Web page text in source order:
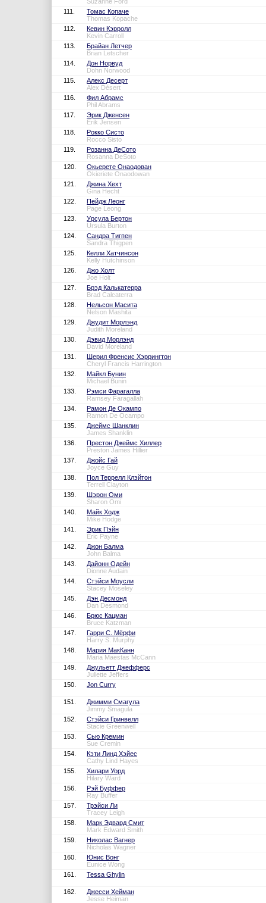
111.
Томас Копаче
Thomas Kopache
112.
Кевин Кэрролл
Kevin Carroll
113.
Брайан Летчер
Brian Letscher
114.
Дон Норвуд
Dohn Norwood
115.
Алекс Десерт
Alex Désert
116.
Фил Абрамс
Phil Abrams
117.
Эрик Дженсен
Erik Jensen
118.
Рокко Систо
Rocco Sisto
119.
Розанна ДеСото
Rosanna DeSoto
120.
Окьерете Онаодован
Okieriete Onaodowan
121.
Джина Хехт
Gina Hecht
122.
Пейдж Леонг
Page Leong
123.
Урсула Бертон
Ursula Burton
124.
Сандра Тигпен
Sandra Thigpen
125.
Келли Хатчинсон
Kelly Hutchinson
126.
Джо Холт
Joe Holt
127.
Брэд Калькатерра
Brad Calcaterra
128.
Нельсон Масита
Nelson Mashita
129.
Джудит Морлэнд
Judith Moreland
130.
Дэвид Морлэнд
David Moreland
131.
Шерил Френсис Хэррингтон
Cheryl Francis Harrington
132.
Майкл Бунин
Michael Bunin
133.
Рэмси Фарагалла
Ramsey Faragallah
134.
Рамон Де Окампо
Ramon De Ocampo
135.
Джеймс Шанклин
James Shanklin
136.
Престон Джеймс Хиллер
Preston James Hillier
137.
Джойс Гай
Joyce Guy
138.
Пол Террелл Клэйтон
Terrell Clayton
139.
Шэрон Оми
Sharon Omi
140.
Майк Ходж
Mike Hodge
141.
Эрик Пэйн
Eric Payne
142.
Джон Балма
John Balma
143.
Дайонн Одейн
Dionne Audain
144.
Стэйси Моусли
Stacey Moseley
145.
Дэн Десмонд
Dan Desmond
146.
Брюс Кацман
Bruce Katzman
147.
Гарри С. Мёрфи
Harry S. Murphy
148.
Мария МакКанн
Maria Maestas McCann
149.
Джульетт Джефферс
Juliette Jeffers
150.
Jon Curry
151.
Джимми Смагула
Jimmy Smagula
152.
Стэйси Гринвелл
Stacie Greenwell
153.
Сью Кремин
Sue Cremin
154.
Кэти Линд Хэйес
Cathy Lind Hayes
155.
Хилари Уорд
Hilary Ward
156.
Рэй Буффер
Ray Buffer
157.
Трэйси Ли
Tracey Leigh
158.
Марк Эдвард Смит
Mark Edward Smith
159.
Николас Вагнер
Nicholas Wagner
160.
Юнис Вонг
Eunice Wong
161.
Tessa Ghylin
162.
Джесси Хейман
Jesse Heiman